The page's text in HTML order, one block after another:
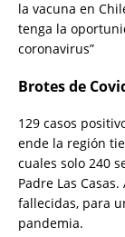
la vacuna en
tenga la
coronavirus”
Brotes de
129 casos
ende la región
cuales solo 240
Padre Las
fallecidas, para
pandemia.